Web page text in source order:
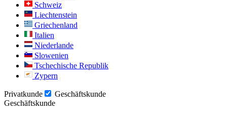
Schweiz
Liechtenstein
Griechenland
Italien
Niederlande
Slowenien
Tschechische Republik
Zypern
Privatkunde
Geschäftskunde
Geschäftskunde